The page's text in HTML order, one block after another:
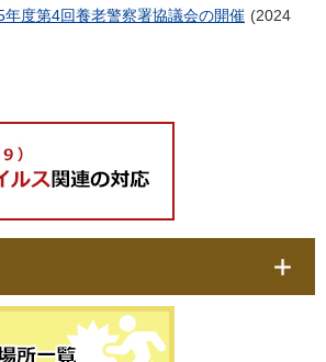
年度第4回養老警察署協議会の開催
2024